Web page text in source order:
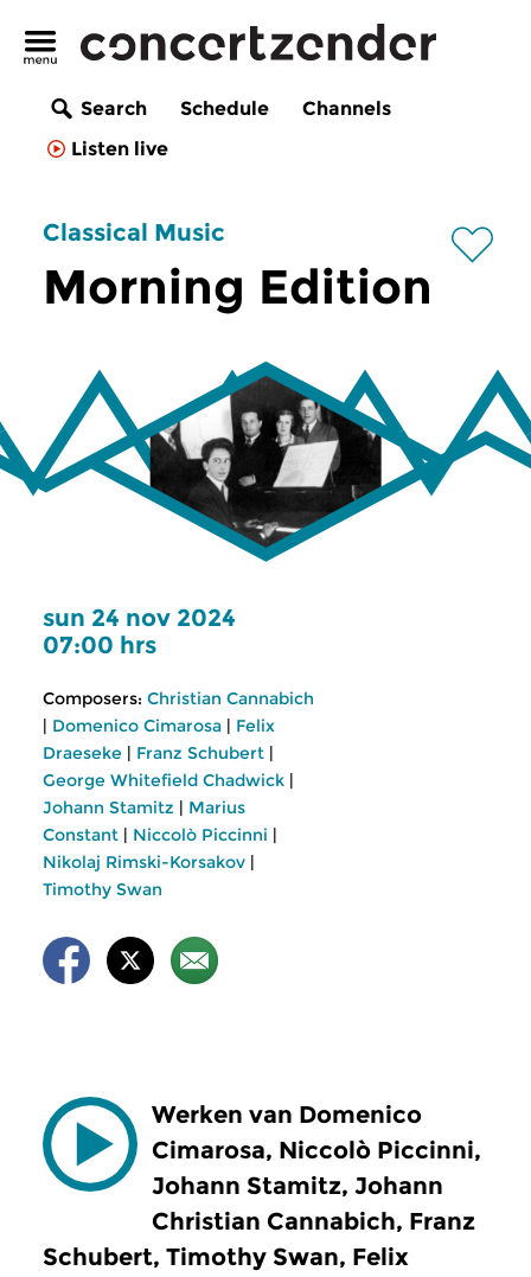
Search Schedule
Channels
Listen live
Classical Music
Morning Edition
sun 24 nov 2024
07:00 hrs
Composers: Christian Cannabich
| Domenico Cimarosa | Felix
Draeseke | Franz Schubert |
George Whitefield Chadwick |
Johann Stamitz | Marius
Constant | Niccolò Piccinni |
Nikolaj Rimski-Korsakov |
Timothy Swan
Werken van Domenico
Cimarosa, Niccolò Piccinni,
Johann Stamitz, Johann
Christian Cannabich, Franz
Schubert, Timothy Swan, Felix